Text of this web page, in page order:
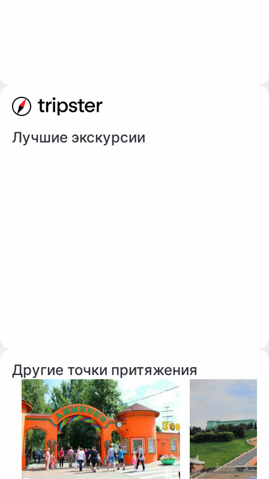
Лучшие экскурсии
Другие точки притяжения